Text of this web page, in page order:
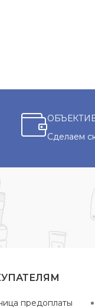
Сделаем
предоплаты